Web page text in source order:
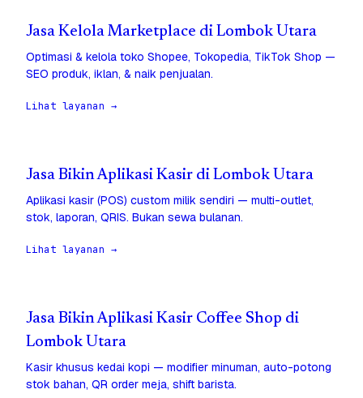
Jasa Kelola Marketplace di Lombok Utara
Optimasi & kelola toko Shopee, Tokopedia, TikTok Shop —
SEO produk, iklan, & naik penjualan.
Lihat layanan →
Jasa Bikin Aplikasi Kasir di Lombok Utara
Aplikasi kasir (POS) custom milik sendiri — multi-outlet,
stok, laporan, QRIS. Bukan sewa bulanan.
Lihat layanan →
Jasa Bikin Aplikasi Kasir Coffee Shop di
Lombok Utara
Kasir khusus kedai kopi — modifier minuman, auto-potong
stok bahan, QR order meja, shift barista.